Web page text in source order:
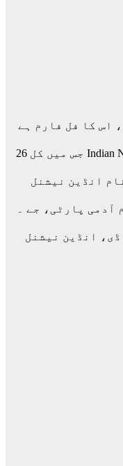
اس کا فل فارم ہے
Indian National Developmental Inclusive Alliance جس میں کل 26
انڈین نیشنل
آدمی پارٹی، جے ۔
انڈین نیشنل